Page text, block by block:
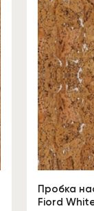
Пробка
Fiord